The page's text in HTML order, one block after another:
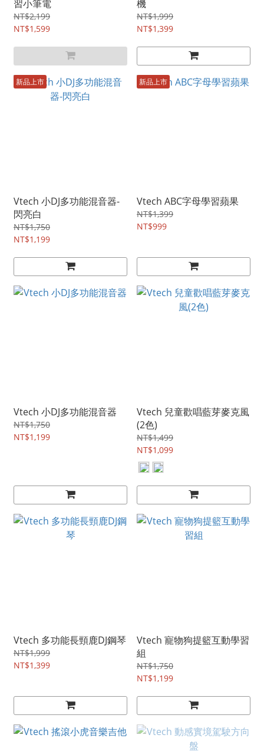
習小筆電
NT$2,199
NT$1,599
機
NT$1,999
NT$1,399
新品上市
Vtech 小DJ多功能混音器-
閃亮白
NT$1,750
NT$1,199
新品上市
Vtech ABC字母學習蘋果
NT$1,399
NT$999
Vtech 小DJ多功能混音器
NT$1,750
NT$1,199
Vtech 兒童歡唱藍芽麥克風
(2色)
NT$1,499
NT$1,099
Vtech 多功能長頸鹿DJ鋼琴
NT$1,999
NT$1,399
Vtech 寵物狗提籃互動學習
組
NT$1,750
NT$1,199